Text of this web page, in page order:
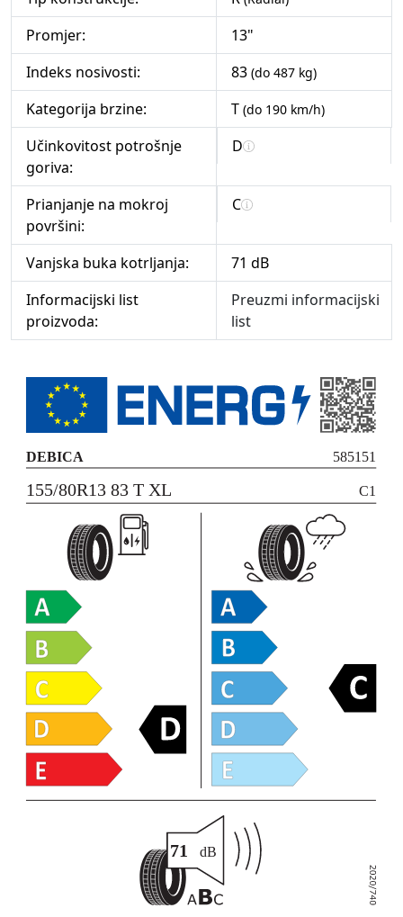
Promjer:
13"
Indeks nosivosti:
83 (do 487 kg)
Kategorija brzine: T (do 190 km/h)
Učinkovitost potrošnje
goriva:
D
Prianjanje na mokroj
površini:
C
Vanjska buka kotrljanja:
71 dB
Informacijski list
proizvoda:
Preuzmi informacijski
list